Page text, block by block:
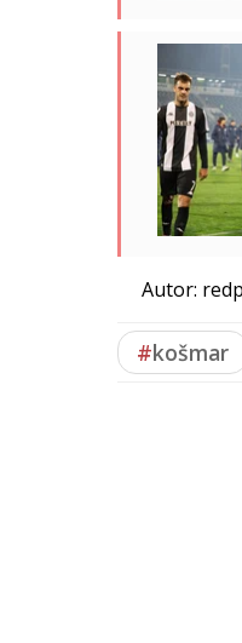
Autor:
#košmar